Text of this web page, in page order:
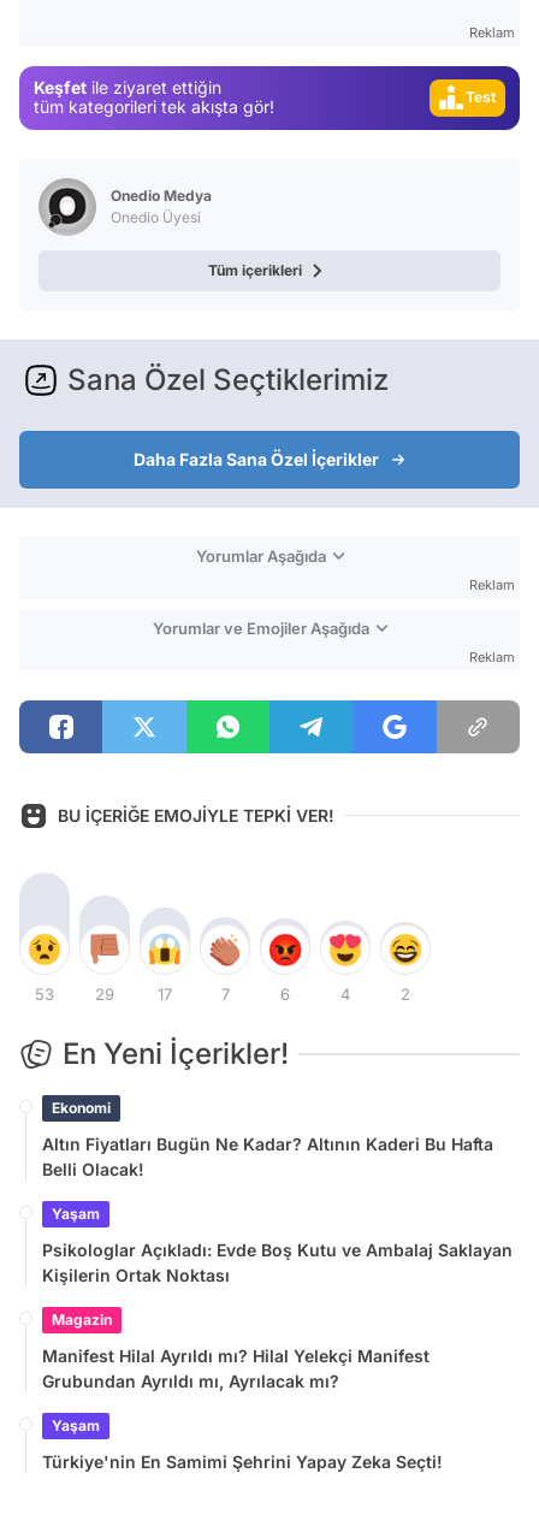
Reklam
Keşfet ile ziyaret ettiğin
tüm kategorileri tek akışta gör!
Test
Onedio Medya
Onedio Üyesi
Tüm içerikleri
Sana Özel Seçtiklerimiz
Daha Fazla Sana Özel İçerikler
Yorumlar Aşağıda
Reklam
Yorumlar ve Emojiler Aşağıda
Reklam
BU İÇERİĞE EMOJİYLE TEPKİ VER!
53 29 17 7 6 4 2
En Yeni İçerikler!
Ekonomi
Altın Fiyatları Bugün Ne Kadar? Altının Kaderi Bu Hafta
Belli Olacak!
Yaşam
Psikologlar Açıkladı: Evde Boş Kutu ve Ambalaj Saklayan
Kişilerin Ortak Noktası
Magazin
Manifest Hilal Ayrıldı mı? Hilal Yelekçi Manifest
Grubundan Ayrıldı mı, Ayrılacak mı?
Yaşam
Türkiye'nin En Samimi Şehrini Yapay Zeka Seçti!